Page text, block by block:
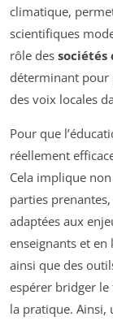
climatique,
scientifiques
rôle des sociétés
déterminant pour
des voix locales
Pour que
réellement
Cela implique
parties
adaptées aux
enseignants et
ainsi que des
espérer bridger le
la pratique. Ainsi,